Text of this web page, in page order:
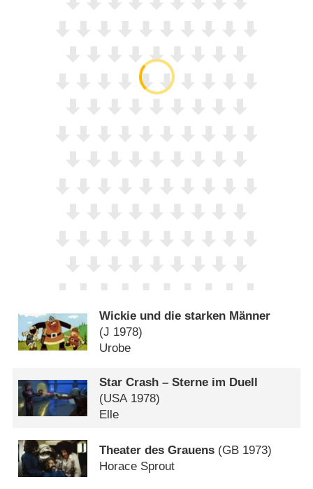
Wickie und die starken Männer
(J 1978)
Urobe
Star Crash – Sterne im Duell
(USA 1978)
Elle
Theater des Grauens (GB 1973)
Horace Sprout